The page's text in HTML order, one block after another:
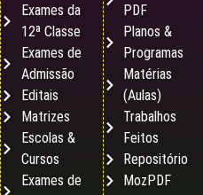
Exames da
12ª Classe
Exames de
Admissão
Editais
Matrizes
Escolas &
Cursos
Exames de
PDF
Planos &
Programas
Matérias
(Aulas)
Trabalhos
Feitos
Repositório
MozPDF